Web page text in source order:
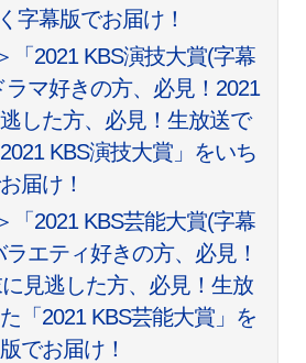
字幕版でお届け！
「2021 KBS演技大賞(字幕
マ好きの方、必見！2021
した方、必見！生放送で
KBS演技大賞」をいち
届け！
「2021 KBS芸能大賞(字幕
エティ好きの方、必見！
見逃した方、必見！生放
「2021 KBS芸能大賞」を
でお届け！